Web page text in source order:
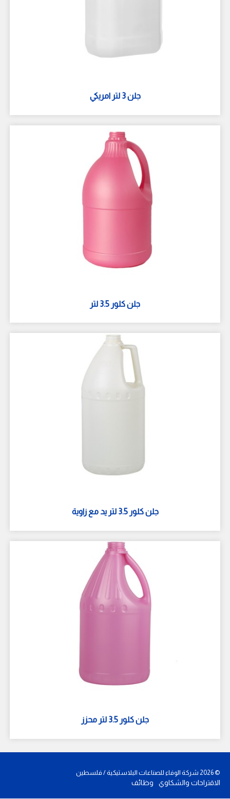
جلن 3 لتر امريكي
جلن كلور 3.5 لتر
جلن كلور 3.5 لتر يد مع زاوية
جلن كلور 3.5 لتر محزز
©
2026 شركة الوفاء للصناعات البلاستيكية / فلسطين
الاقتراحات والشكاوي وظائف